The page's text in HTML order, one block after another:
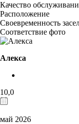
Качество
Расположение
Своевременность
Соответствие фото
Алекса
10,0
май 2026